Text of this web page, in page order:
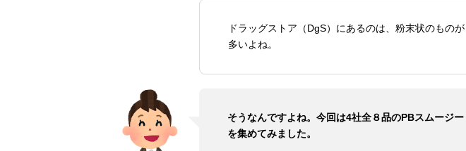
ドラッグストア（DgS）にあるのは、粉末状のものが
多いよね。
そうなんですよね。今回は4社全８品のPBスムージー
を集めてみました。